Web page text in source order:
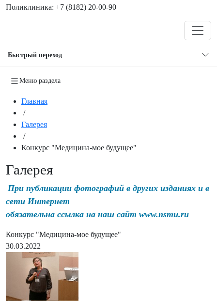
Поликлиника: +7 (8182) 20-00-90
Быстрый переход
Меню раздела
Главная
/
Галерея
/
Конкурс "Медицина-мое будущее"
Галерея
При публикации фотографий в других изданиях и в
сети Интернет
обязательна ссылка на наш сайт www.nsmu.ru
Конкурс "Медицина-мое будущее"
30.03.2022